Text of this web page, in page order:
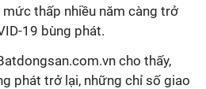
thấp nhiều năm càng trở
19 bùng phát.
cho thấy,
phát trở lại, những chỉ số giao